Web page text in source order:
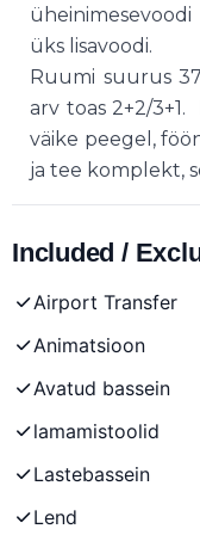
üks lisavoodi.
Ruumi suurus
arv toas 2+2/
väike peegel,
ja tee komplekt,
Included /
Airport Transfer
Animatsioon
Avatud bassein
lamamistoolid
Lastebassein
Lend